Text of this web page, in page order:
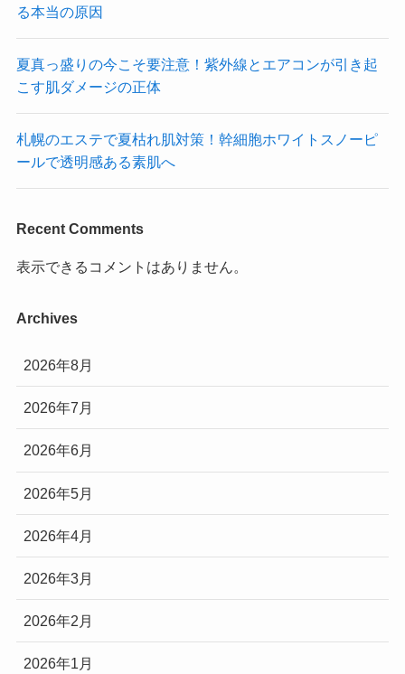
る本当の原因
夏真っ盛りの今こそ要注意！紫外線とエアコンが引き起
こす肌ダメージの正体
札幌のエステで夏枯れ肌対策！幹細胞ホワイトスノーピ
ールで透明感ある素肌へ
Recent Comments
表示できるコメントはありません。
Archives
2026年8月
2026年7月
2026年6月
2026年5月
2026年4月
2026年3月
2026年2月
2026年1月